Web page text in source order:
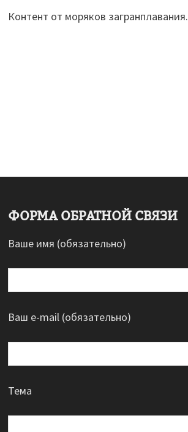
Контент от моряков загранплавания.
ФОРМА ОБРАТНОЙ СВЯЗИ
Ваше имя (обязательно)
Ваш e-mail (обязательно)
Тема